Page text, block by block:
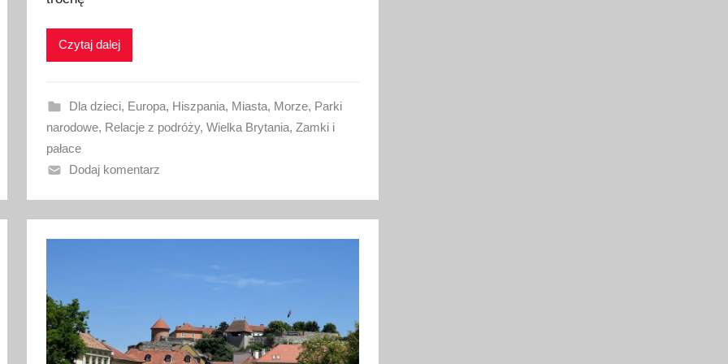
w
n
o
3
k
i
a
2
0
Czytaj dalej
Dla dzieci, Europa, Hiszpania, Miasta, Morze, Parki
narodowe, Relacje z podróży,Wielka Brytania,Zamki i
pałace
Dodaj komentarz